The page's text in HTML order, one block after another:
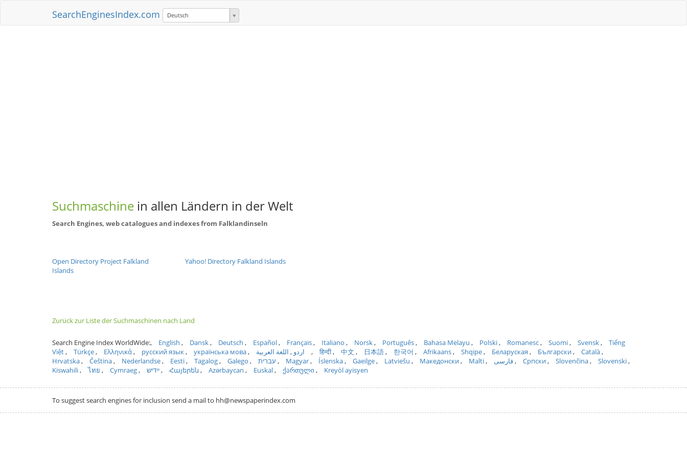
SearchEnginesIndex.com Deutsch
Suchmaschine in allen Ländern in der Welt
Search Engines, web catalogues and indexes from Falklandinseln
Open Directory Project Falkland
Islands
Yahoo! Directory Falkland Islands
Zurück zur Liste der Suchmaschinen nach Land
Search Engine Index WorldWide: English Dansk Deutsch Español Français Italiano Norsk Português Bahasa Melayu Polski Romanesc Suomi Svensk
Tiếng
Việt
Türkçe Ελληνικά русский язык українська мова اردو اللغة العربية हिन्दी 中文 日本語 한국어 Afrikaans Shqipe Беларуская Български
Català
Hrvatska
Čeština Nederlandse Eesti Tagalog Galego עברית Magyar Íslenska Gaeilge Latviešu Македонски Malti فارسی Српски Slovenčina
Slovenski
Kiswahili
ไทย Cymraeg ייִדיש Հայերեն Azərbaycan Euskal ქართული Kreyòl ayisyen
To suggest search engines for inclusion send a mail to hh@newspaperindex.com